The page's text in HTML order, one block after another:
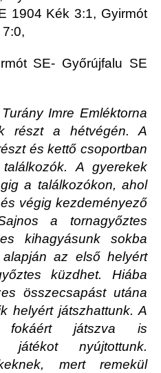
1904 Kék 3:1, Gyirmót
SE- Győrújfalu SE
Turány Imre Emléktorna
részt a hétvégén. A
és kettő csoportban
A gyerekek
a találkozókon, ahol
végig kezdeményező
a tornagyőztes
kihagyásunk sokba
az első helyért
küzdhet. Hiába
összecsapást utána
helyért játszhattunk. A
fokáért játszva is
játékot nyújtottunk.
mert remekül